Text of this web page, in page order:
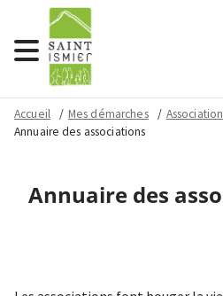
Menu
Accueil Mes démarches
Annuaire des associations
Annuaire des